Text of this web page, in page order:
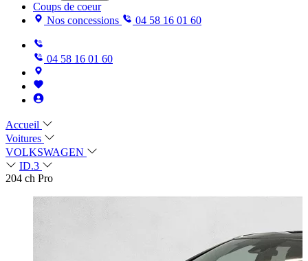
Coups de coeur
Nos concessions
04 58 16 01 60
04 58 16 01 60
Accueil
Voitures
VOLKSWAGEN
ID.3
204 ch Pro